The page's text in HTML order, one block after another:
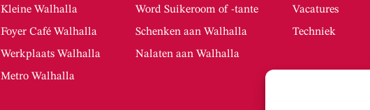
Kleine Walhalla
Foyer Café Walhalla
Werkplaats Walhalla
Metro Walhalla
Word Suikeroom of -tante
Schenken aan Walhalla
Nalaten aan Walhalla
Vacatures
Techniek